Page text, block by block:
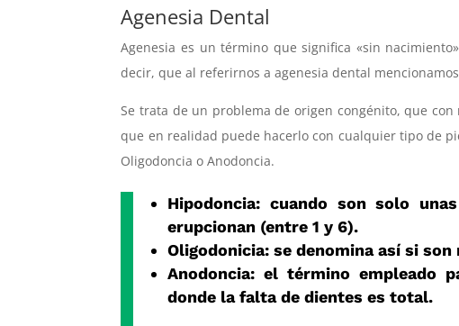
Agenesia Dental
Agenesia es un término que significa «sin
decir, que al referirnos a agenesia dental
Se trata de un problema de origen congénito, que
que en realidad puede hacerlo con cualquier tipo de
Oligodoncia o Anodoncia.
Hipodoncia: cuando son solo
erupcionan (entre 1 y 6).
Oligodonicia: se denomina así si son
Anodoncia: el término empleado
donde la falta de dientes es total.